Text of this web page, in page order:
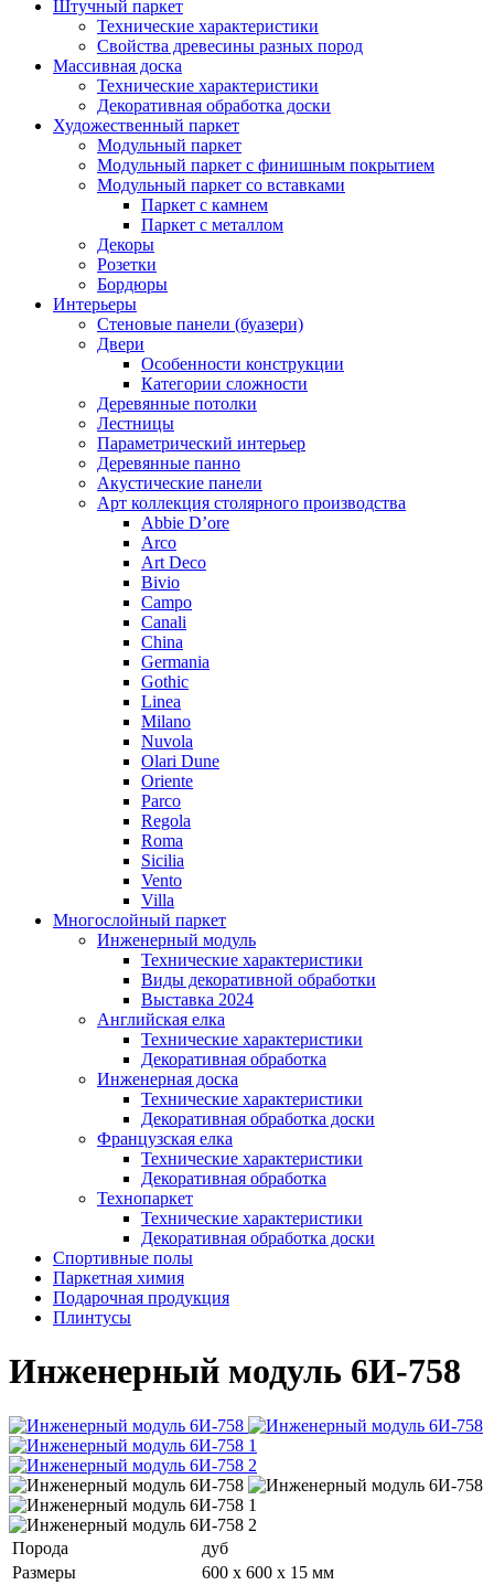
Штучный паркет
Технические характеристики
Свойства древесины разных пород
Массивная доска
Технические характеристики
Декоративная обработка доски
Художественный паркет
Модульный паркет
Модульный паркет с финишным покрытием
Модульный паркет со вставками
Паркет с камнем
Паркет с металлом
Декоры
Розетки
Бордюры
Интерьеры
Стеновые панели (буазери)
Двери
Особенности конструкции
Категории сложности
Деревянные потолки
Лестницы
Параметрический интерьер
Деревянные панно
Акустические панели
Арт коллекция столярного производства
Abbie D’ore
Arco
Art Deco
Bivio
Campo
Canali
China
Germania
Gothic
Linea
Milano
Nuvola
Olari Dune
Oriente
Parco
Regola
Roma
Sicilia
Vento
Villa
Многослойный паркет
Инженерный модуль
Технические характеристики
Виды декоративной обработки
Выставка 2024
Английская елка
Технические характеристики
Декоративная обработка
Инженерная доска
Технические характеристики
Декоративная обработка доски
Французская елка
Технические характеристики
Декоративная обработка
Технопаркет
Технические характеристики
Декоративная обработка доски
Спортивные полы
Паркетная химия
Подарочная продукция
Плинтусы
Инженерный модуль 6И-758
Порода
дуб
Размеры
600 х 600 х 15 мм